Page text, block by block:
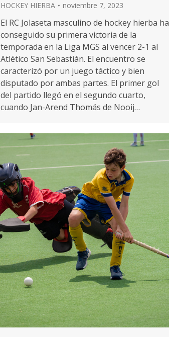
HOCKEY HIERBA noviembre 7, 2023
El RC Jolaseta masculino de hockey hierba ha
conseguido su primera victoria de la
temporada en la Liga MGS al vencer 2-1 al
Atlético San Sebastián. El encuentro se
caracterizó por un juego táctico y bien
disputado por ambas partes. El primer gol
del partido llegó en el segundo cuarto,
cuando Jan-Arend Thomás de Nooij…